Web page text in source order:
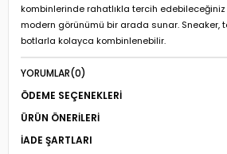
kombinlerinde rahatlıkla tercih
modern görünümü bir arada sunar. Sneaker,
botlarla kolayca kombinlenebilir.
YORUMLAR(0)
ÖDEME SEÇENEKLERI
ÜRÜN ÖNERILERI
İADE ŞARTLARI